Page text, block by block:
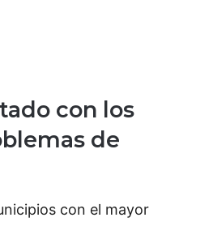
con los
de
con el mayor